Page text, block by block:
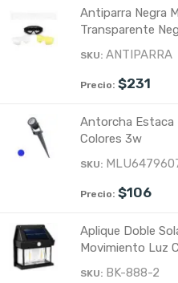
Antiparra Negra
Transparente
ANTIPARRA
$231
Antorcha Estaca
Colores 3w
$106
Aplique Doble
Movimiento Luz
BK-888-2